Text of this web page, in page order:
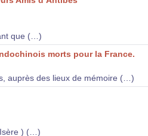
que (…)
morts pour la France.
auprès des lieux de mémoire (…)
Isère ) (…)